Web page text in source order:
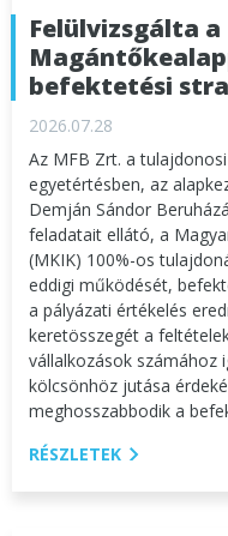
Felülvizsgálta a
befektetési
2026.07.28
Az MFB Zrt. a
egyetértésben, az
Demján Sándor
feladatait ellátó, a
(MKIK) 100%-os
eddigi működését,
a pályázati értékelés
keretösszegét a
vállalkozások számához
kölcsönhöz jutása
meghosszabbodik a
RÉSZLETEK